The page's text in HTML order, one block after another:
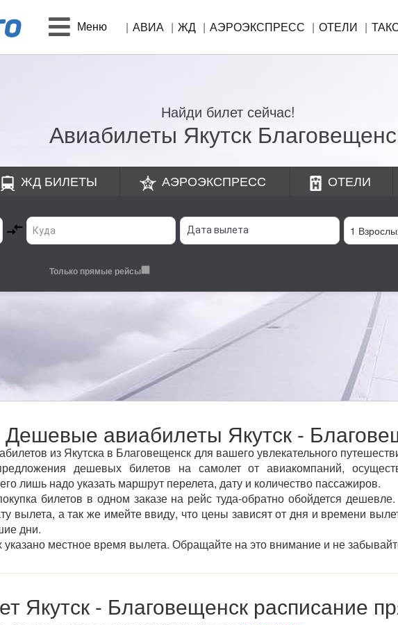
Меню АВИА ЖД АЭРОЭКСПРЕСС ОТЕЛИ
Найди билет сейчас!
Авиабилеты Якутск
ЖД БИЛЕТЫ АЭРОЭКСПРЕСС ОТЕЛИ
Только прямые рейсы
Дешевые авиабилеты Якутск -
из Якутска в Благовещенск для вашего увлекательного
дешевых билетов на самолет от авиакомпаний,
лишь надо указать маршрут перелета, дату и количество пассажиров.
билетов в одном заказе на рейс туда-обратно обойдется дешевле.
вылета, а так же имейте ввиду, что цены зависят от дня и времени
дни.
местное время вылета. Обращайте на это внимание и не
Якутск - Благовещенск расписание